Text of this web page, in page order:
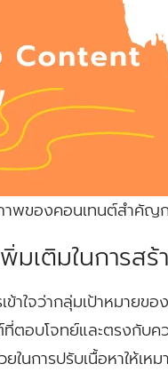
าพของคอนเทนต์สำคั
มเติมในการ
ข้าใจว่ากลุ่มเป้าหมายข
ตอบโจทย์และตรงกับ
ในการปรับเนื้อหาให้เห